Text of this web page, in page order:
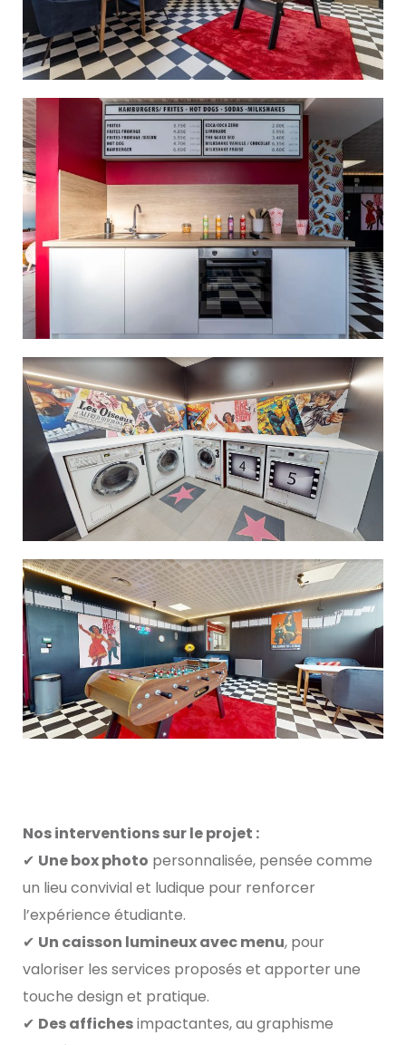
Nos interventions sur le projet :
✔ Une box photo personnalisée, pensée comme
un lieu convivial et ludique pour renforcer
l’expérience étudiante.
✔ Un caisson lumineux avec menu, pour
valoriser les services proposés et apporter une
touche design et pratique.
✔ Des affichesimpactantes, au graphisme